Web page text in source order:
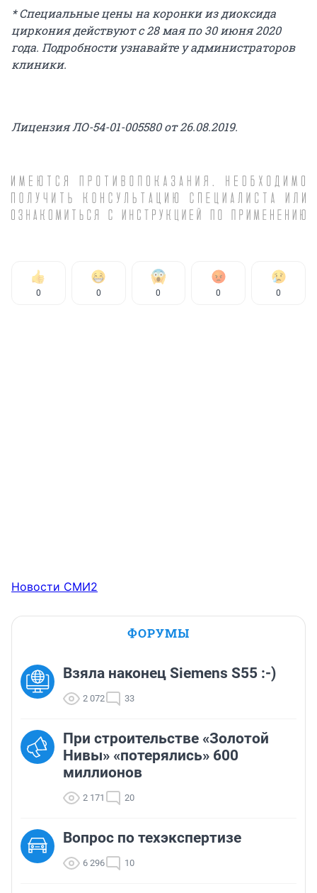
* Специальные цены на коронки из диоксида
циркония действуют с 28 мая по 30 июня 2020
года. Подробности узнавайте у администраторов
клиники.
Лицензия ЛО-54-01-005580 от 26.08.2019.
0 0 0 0 0
Новости СМИ2
ФОРУМЫ
Взяла наконец Siemens S55 :-)
2 072 33
При строительстве «Золотой
Нивы» «потерялись» 600
миллионов
2 171 20
Вопрос по техэкспертизе
6 296 10